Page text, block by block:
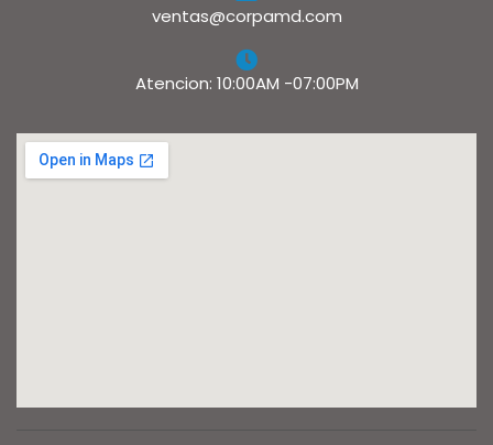
ventas@corpamd.com
Atencion: 10:00AM -07:00PM